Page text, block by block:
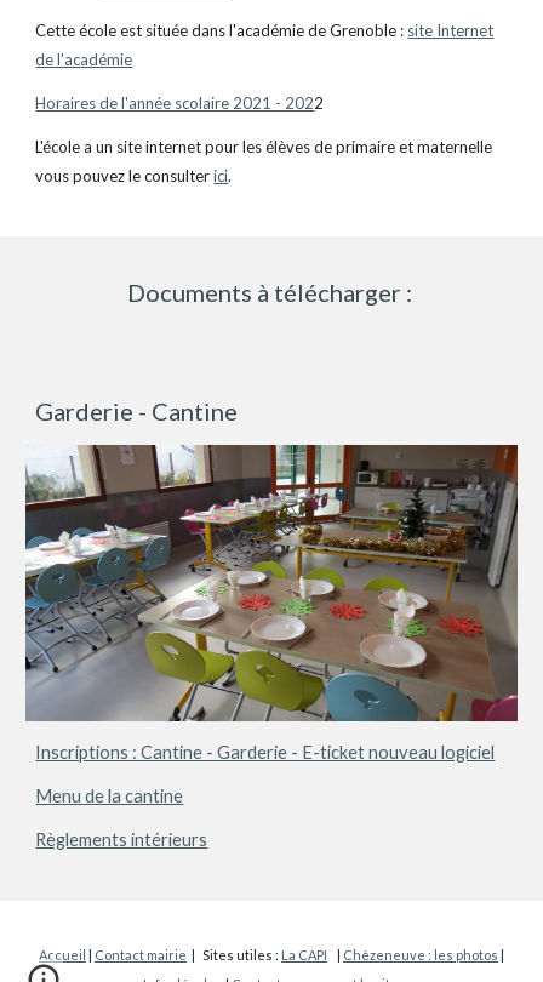
Cette école est située dans l'académie de Grenoble : site Internet
de l'académie
Horaires de l'année scolaire 2021 - 2022
L'école a un site internet pour les élèves de primaire et maternelle
vous pouvez le consulter ici.
Documents à télécharger :
Garderie - Cantine
Inscriptions : Cantine - Garderie - E-ticket nouveau logiciel
Menu de la cantine
Règlements intérieurs
Accueil | Contact mairie | Sites utiles : La CAPI | Chèzeneuve : les photos |